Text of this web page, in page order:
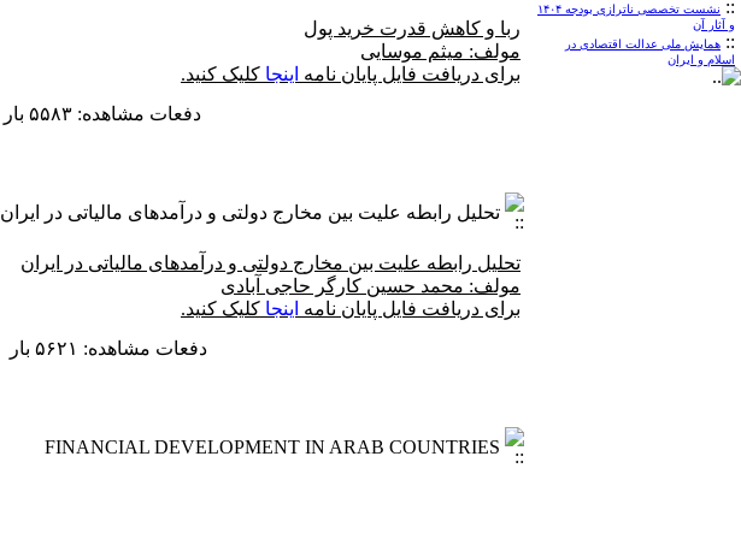
::
نشست تخصصی ناترازی بودجه ۱۴۰۴
و آثار آن
:: همایش ملی عدالت اقتصادی در
اسلام و ایران
ربا و کاهش قدرت خرید پول
مولف: میثم موسایی
برای دریافت فایل پایان نامه اینجا کلیک کنید.
دفعات مشاهده: ۵۵۸۳ بار | دفعات چاپ: ۱۴۵۱ بار | دفعات ارسال به دیگران: ۹۵ بار |
تحلیل رابطه علیت بین مخارج دولتی و درآمدهای مالیاتی در ایران
تحلیل رابطه علیت بین مخارج دولتی و درآمدهای مالیاتی در ایران
مولف: محمد حسین کارگر حاجی آبادی
برای دریافت فایل پایان نامه اینجا کلیک کنید.
دفعات مشاهده: ۵۶۲۱ بار | دفعات چاپ: ۱۴۹۲ بار | دفعات ارسال به دیگران: ۱۰۳ بار |
FINANCIAL DEVELOPMENT IN ARAB COUNTRIES